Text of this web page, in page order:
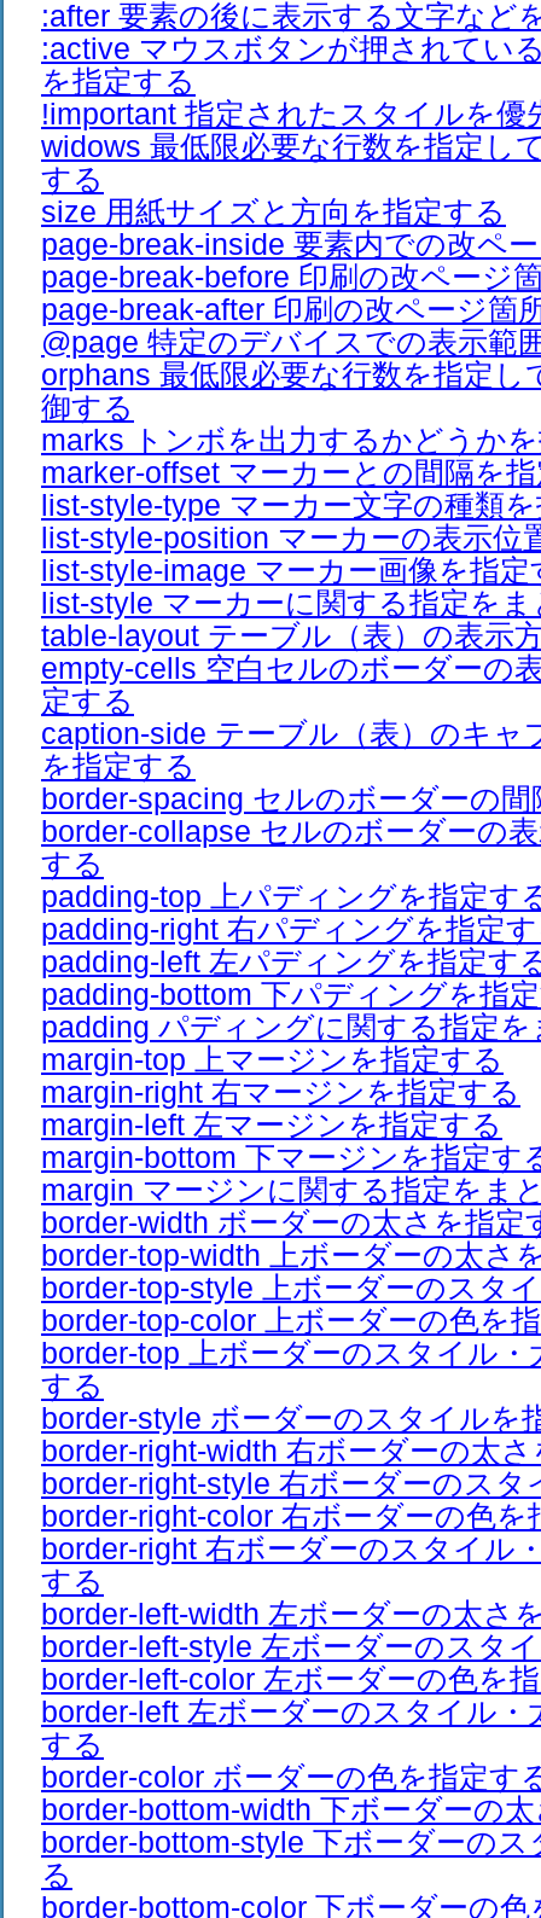
:after 要素の後に表示する文字など
:active マウスボタンが押されてい
を指定する
!important 指定されたスタイルを優
widows 最低限必要な行数を指定し
する
size 用紙サイズと方向を指定する
page-break-inside 要素内での改ペ
page-break-before 印刷の改ページ
page-break-after 印刷の改ページ箇
@page 特定のデバイスでの表示範
orphans 最低限必要な行数を指定し
御する
marks トンボを出力するかどうか
marker-offset マーカーとの間隔を
list-style-type マーカー文字の種類
list-style-position マーカーの表示位
list-style-image マーカー画像を指定
list-style マーカーに関する指定を
table-layout テーブル（表）の表示
empty-cells 空白セルのボーダーの
定する
caption-side テーブル（表）のキャ
を指定する
border-spacing セルのボーダーの
border-collapse セルのボーダーの
する
padding-top 上パディングを指定す
padding-right 右パディングを指定
padding-left 左パディングを指定す
padding-bottom 下パディングを指
padding パディングに関する指定
margin-top 上マージンを指定する
margin-right 右マージンを指定する
margin-left 左マージンを指定する
margin-bottom 下マージンを指定す
margin マージンに関する指定をま
border-width ボーダーの太さを指定
border-top-width 上ボーダーの太さ
border-top-style 上ボーダーのスタ
border-top-color 上ボーダーの色を
border-top 上ボーダーのスタイル・
する
border-style ボーダーのスタイルを
border-right-width 右ボーダーの太
border-right-style 右ボーダーのスタ
border-right-color 右ボーダーの色を
border-right 右ボーダーのスタイル
する
border-left-width 左ボーダーの太さ
border-left-style 左ボーダーのスタ
border-left-color 左ボーダーの色を
border-left 左ボーダーのスタイル・
する
border-color ボーダーの色を指定す
border-bottom-width 下ボーダーの
border-bottom-style 下ボーダーの
る
border-bottom-color 下ボーダーの